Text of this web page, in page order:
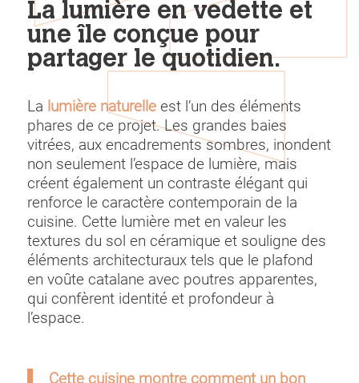
La lumière en vedette et
une île conçue pour
partager le quotidien.
La lumière naturelleest l’un des éléments
phares de ce projet. Les grandes baies
vitrées, aux encadrements sombres, inondent
non seulement l’espace de lumière, mais
créent également un contraste élégant qui
renforce le caractère contemporain de la
cuisine. Cette lumière met en valeur les
textures du sol en céramique et souligne des
éléments architecturaux tels que le plafond
en voûte catalane avec poutres apparentes,
qui confèrent identité et profondeur à
l’espace.
Cette cuisine montre comment un bon